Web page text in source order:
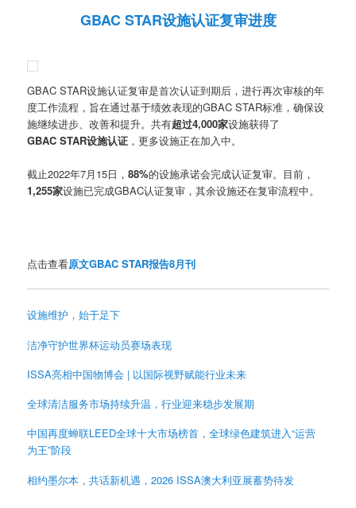
GBAC STAR设施认证复审进度
GBAC STAR设施认证复审是首次认证到期后，进行再次审核的年
度工作流程，旨在通过基于绩效表现的GBAC STAR标准，确保设
施继续进步、改善和提升。共有超过4,000家设施获得了
GBAC STAR设施认证 ，更多设施正在加入中。
截止2022年7月15日，88%的设施承诺会完成认证复审。目前，
1,255家设施已完成GBAC认证复审，其余设施还在复审流程中。
点击查看原文GBAC STAR报告8月刊
设施维护，始于足下
洁净守护世界杯运动员赛场表现
ISSA亮相中国物博会 | 以国际视野赋能行业未来
全球清洁服务市场持续升温，行业迎来稳步发展期
中国再度蝉联LEED全球十大市场榜首，全球绿色建筑进入“运营
为王”阶段
相约墨尔本，共话新机遇，2026 ISSA澳大利亚展蓄势待发